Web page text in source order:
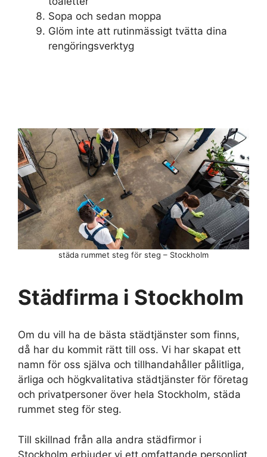
Sopa och sedan moppa
Glöm inte att rutinmässigt tvätta dina
rengöringsverktyg
Städfirma i Stockholm
Om du vill ha de bästa städtjänster som finns,
då har du kommit rätt till oss. Vi har skapat ett
namn för oss själva och tillhandahåller pålitliga,
ärliga och högkvalitativa städtjänster för företag
och privatpersoner över hela Stockholm, städa
rummet steg för steg.
Till skillnad från alla andra städfirmor i
Stockholm erbjuder vi ett omfattande personligt
städa rummet steg för steg – Stockholm